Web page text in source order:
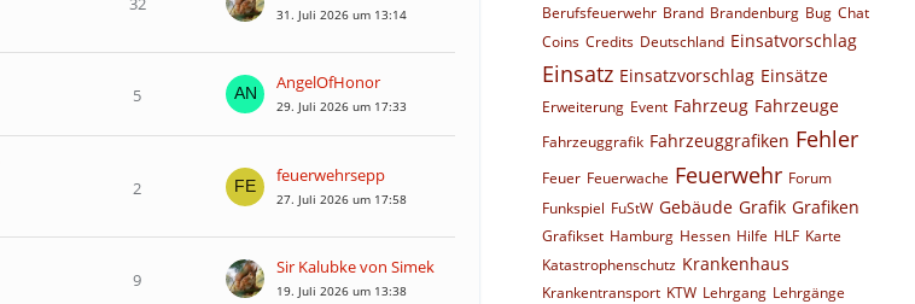
31. Juli 2026 um 13:14
5
AngelOfHonor
29. Juli 2026 um 17:33
2
feuerwehrsepp
27. Juli 2026 um 17:58
9
Sir Kalubke von Simek
19. Juli 2026 um 13:38
Berufsfeuerwehr Brand Brandenburg Bug Chat
Coins Credits Deutschland Einsatvorschlag
Einsatz Einsatzvorschlag Einsätze
Erweiterung Event Fahrzeug Fahrzeuge
Fahrzeuggrafik Fahrzeuggrafiken Fehler
Feuer Feuerwache Feuerwehr Forum
Funkspiel FuStW Gebäude Grafik Grafiken
Grafikset Hamburg Hessen Hilfe HLF Karte
Katastrophenschutz Krankenhaus
Krankentransport KTW Lehrgang Lehrgänge